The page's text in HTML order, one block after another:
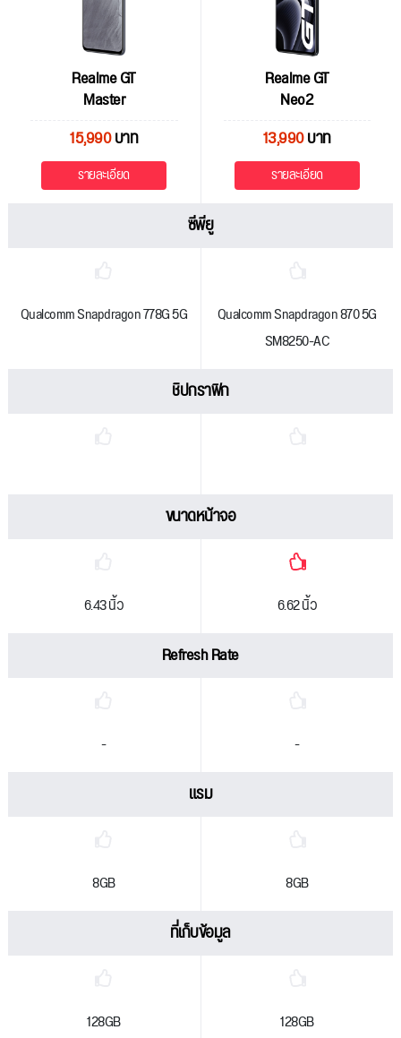
Realme GT
Master
15,990บาท
รายละเอียด
Realme GT
Neo2
13,990บาท
รายละเอียด
ซีพียู
Qualcomm Snapdragon 778G 5G
Qualcomm Snapdragon 870 5G
SM8250-AC
ชิปกราฟิก
ขนาดหน้าจอ
6.43 นิ้ว 6.62 นิ้ว
Refresh Rate
- -
แรม
8GB 8GB
ที่เก็บข้อมูล
128GB 128GB